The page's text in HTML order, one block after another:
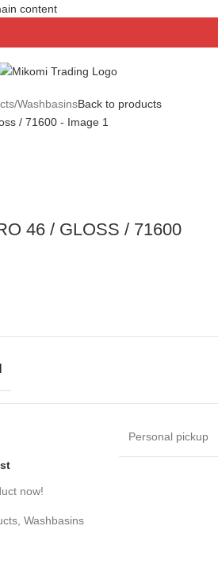
content
/WashbasinsBack to products
46 / GLOSS / 71600
Personal pickup
now!
Washbasins